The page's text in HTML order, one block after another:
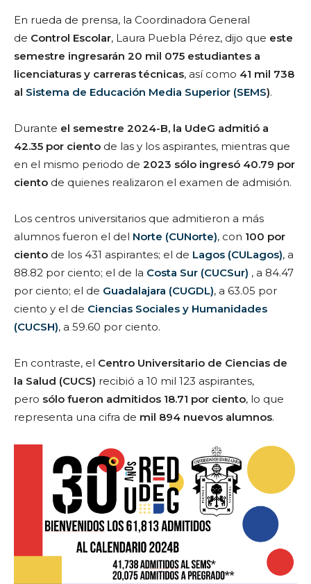
En rueda de prensa, la Coordinadora General
de Control Escolar, Laura Puebla Pérez, dijo que este
semestre ingresarán 20 mil 075 estudiantes a
licenciaturas y carreras técnicas, así como 41 mil 738
al Sistema de Educación Media Superior (SEMS).
Durante el semestre 2024-B, la UdeG admitió a
42.35 por ciento de las y los aspirantes, mientras que
en el mismo periodo de 2023 sólo ingresó 40.79 por
ciento de quienes realizaron el examen de admisión.
Los centros universitarios que admitieron a más
alumnos fueron el del Norte (CUNorte), con 100 por
ciento de los 431 aspirantes; el de Lagos (CULagos), a
88.82 por ciento; el de la Costa Sur (CUCSur) , a 84.47
por ciento; el de Guadalajara (CUGDL), a 63.05 por
ciento y el de Ciencias Sociales y Humanidades
(CUCSH), a 59.60 por ciento.
En contraste, el Centro Universitario de Ciencias de
la Salud (CUCS) recibió a 10 mil 123 aspirantes,
pero sólo fueron admitidos 18.71 por ciento, lo que
representa una cifra de mil 894 nuevos alumnos.